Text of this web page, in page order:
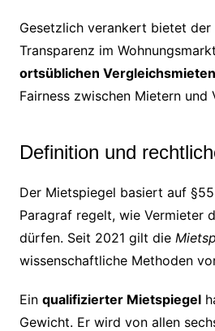
Gesetzlich verankert bietet der
Transparenz im
ortsüblichen Vergleichsmieten
Fairness zwischen Mietern und
Definition und
Der Mietspiegel basiert auf
Paragraf regelt, wie Vermieter
dürfen. Seit 2021 gilt die
wissenschaftliche Methoden
Ein qualifizierter Mietspiegel
Gewicht. Er wird von allen